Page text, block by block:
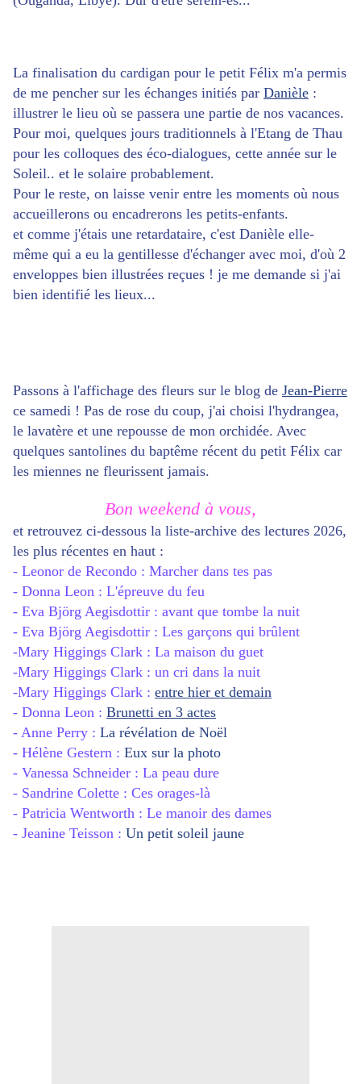
La finalisation du cardigan pour le petit Félix m'a permis
de me pencher sur les échanges initiés par Danièle :
illustrer le lieu où se passera une partie de nos vacances.
Pour moi, quelques jours traditionnels à l'Etang de Thau
pour les colloques des éco-dialogues, cette année sur le
Soleil.. et le solaire probablement.
Pour le reste, on laisse venir entre les moments où nous
accueillerons ou encadrerons les petits-enfants.
et comme j'étais une retardataire, c'est Danièle elle-
même qui a eu la gentillesse d'échanger avec moi, d'où 2
enveloppes bien illustrées reçues ! je me demande si j'ai
bien identifié les lieux...
Passons à l'affichage des fleurs sur le blog de Jean-Pierre
ce samedi ! Pas de rose du coup, j'ai choisi l'hydrangea,
le lavatère et une repousse de mon orchidée. Avec
quelques santolines du baptême récent du petit Félix car
les miennes ne fleurissent jamais.
Bon weekend à vous,
et retrouvez ci-dessous la liste-archive des lectures 2026,
les plus récentes en haut :
- Leonor de Recondo : Marcher dans tes pas
- Donna Leon : L'épreuve du feu
- Eva Björg Aegisdottir : avant que tombe la nuit
- Eva Björg Aegisdottir : Les garçons qui brûlent
-Mary Higgings Clark : La maison du guet
-Mary Higgings Clark : un cri dans la nuit
-Mary Higgings Clark : entre hier et demain
- Donna Leon : Brunetti en 3 actes
- Anne Perry : La révélation de Noël
- Hélène Gestern : Eux sur la photo
- Vanessa Schneider : La peau dure
- Sandrine Colette : Ces orages-là
- Patricia Wentworth : Le manoir des dames
- Jeanine Teisson : Un petit soleil jaune